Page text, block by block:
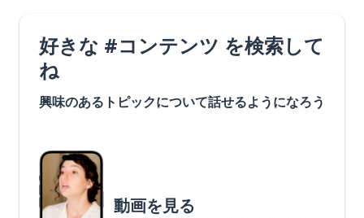
好きな #コンテンツ を検索して
ね
興味のあるトピックについて話せるようになろう
動画を見る